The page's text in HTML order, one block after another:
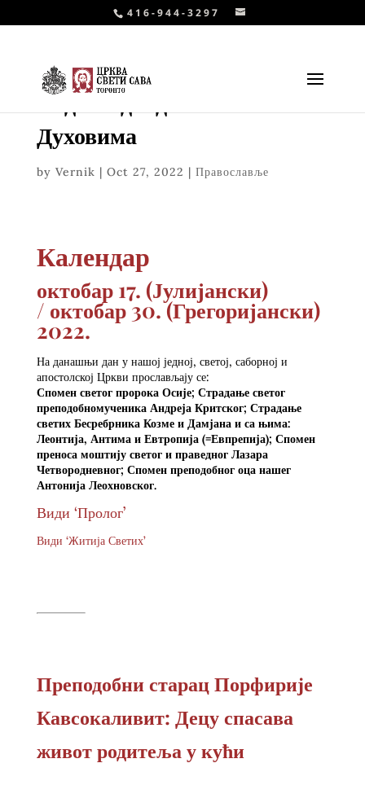
416-944-3297
Недеља двадесета по
Духовима
by Vernik | Oct 27, 2022 | Православље
Календар
октобар 17. (Јулијански)
/ октобар 30. (Грегоријански)
2022.
На данашњи дан у нашој једној, светој, саборној и
апостолској Цркви прослављају се:
Спомен светог пророка Осије; Страдање светог
преподобномученика Андреја Критског; Страдање
светих Бесребрника Козме и Дамјана и са њима:
Леонтија, Антима и Евтропија (=Евпрепија); Спомен
преноса моштију светог и праведног Лазара
Четвородневног; Спомен преподобног оца нашег
Антонија Леохновског.
Види ‘Пролог’
Види ‘Житија Светих’
Преподобни старац Порфирије
Кавсокаливит: Децу спасава
живот родитеља у кући